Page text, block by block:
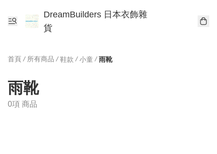
DreamBuilders 日本衣飾雜
貨
首頁 / 所有商品 / 鞋款 / 小童 / 雨靴
雨靴
0項 商品